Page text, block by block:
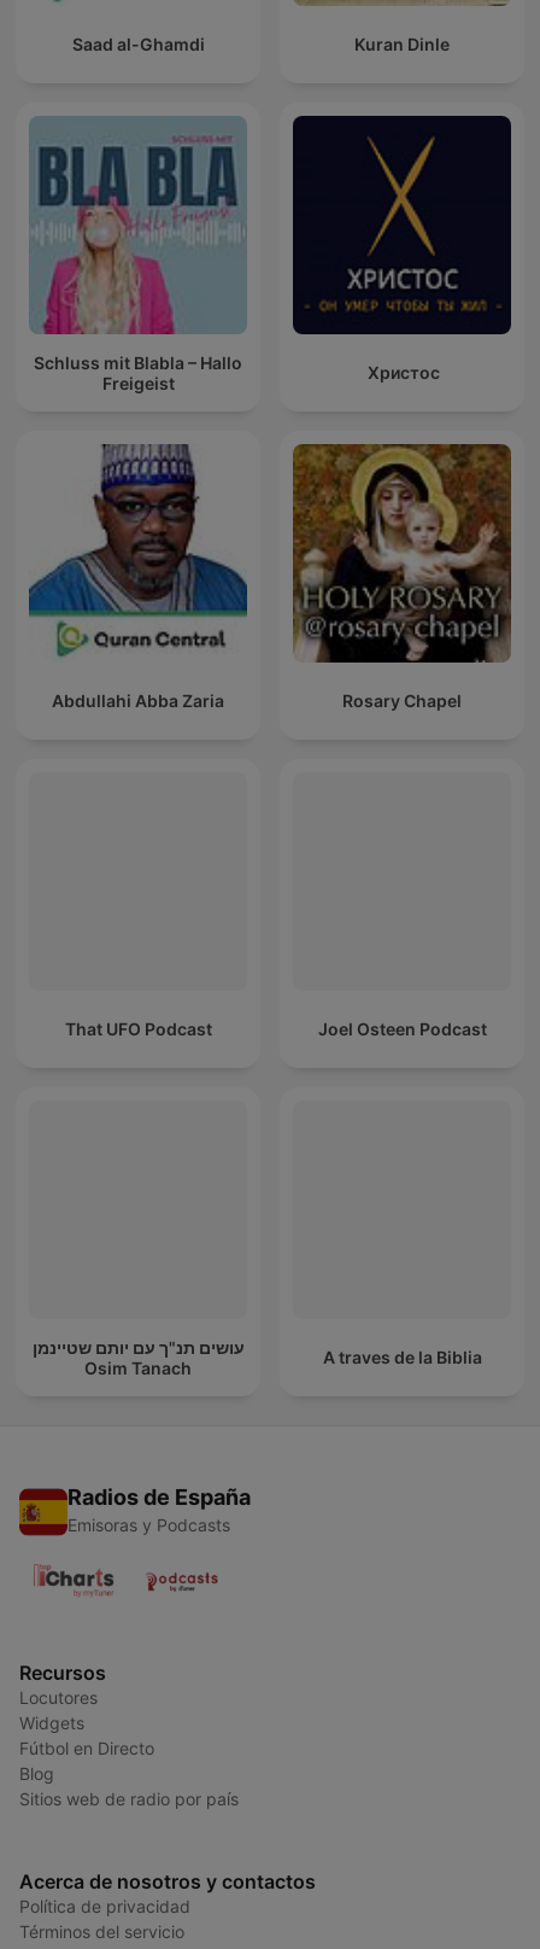
Saad al-Ghamdi Kuran Dinle
Schluss mit Blabla – Hallo
Freigeist
Христос
Abdullahi Abba Zaria Rosary Chapel
That UFO Podcast Joel Osteen Podcast
עושים תנ"ך עם יותם שטיינמן
Osim Tanach
A traves de la Biblia
Radios de España
Emisoras y Podcasts
Recursos
Locutores
Widgets
Fútbol en Directo
Blog
Sitios web de radio por país
Acerca de nosotros y contactos
Política de privacidad
Términos del servicio